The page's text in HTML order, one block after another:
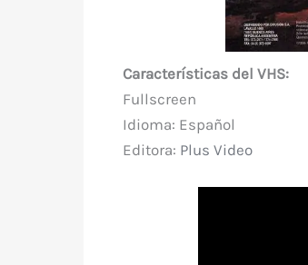
Características del VHS:
Fullscreen
Idioma: Español
Editora: Plus Video